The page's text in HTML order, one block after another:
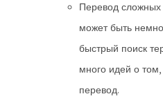
Перевод сложных
может быть
быстрый поиск
много идей о
перевод.